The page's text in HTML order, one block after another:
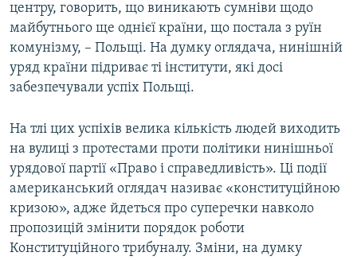
центру, говорить, що виникають сумніви щодо
майбутнього ще однієї країни, що постала з руїн
комунізму, – Польщі. На думку оглядача, нинішній
уряд країни підриває ті інститути, які досі
забезпечували успіх Польщі.
На тлі цих успіхів велика кількість людей виходить
на вулиці з протестами проти політики нинішньої
урядової партії «Право і справедливість». Ці події
американський оглядач називає «конституційною
кризою», адже йдеться про суперечки навколо
пропозицій змінити порядок роботи
Конституційного трибуналу. Зміни, на думку